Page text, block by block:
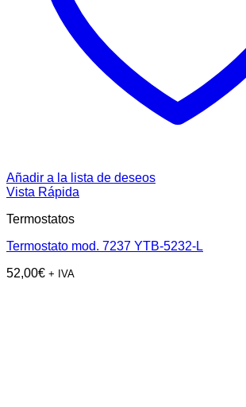
Añadir a la lista de deseos
Vista Rápida
Termostatos
Termostato mod. 7237 YTB-5232-L
52,00€ + IVA